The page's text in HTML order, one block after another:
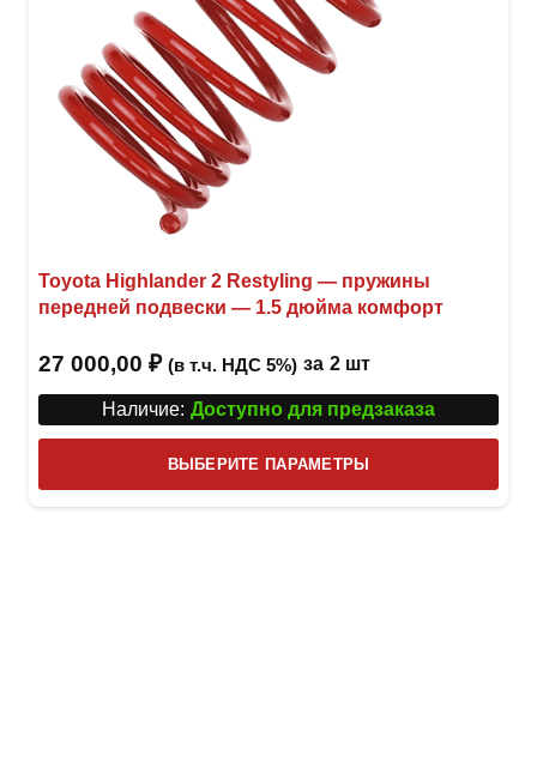
Toyota Highlander 2 Restyling — пружины
передней подвески — 1.5 дюйма комфорт
27 000,00 ₽ (в т.ч. НДС 5%) за 2 шт
Наличие: Доступно для предзаказа
ВЫБЕРИТЕ ПАРАМЕТРЫ
товар